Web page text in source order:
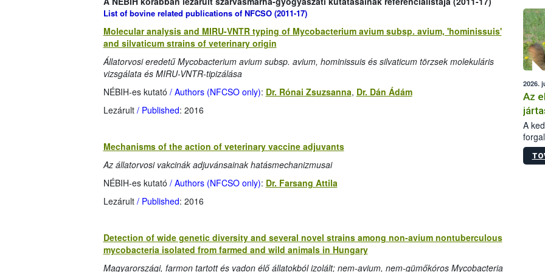
List of bovine related publications of NFCSO (2011-17)
Molecular analysis and MIRU-VNTR typing of Mycobacterium avium subsp. avium, 'hominissuis'
and silvaticum strains of veterinary origin
Állatorvosi eredetű Mycobacterium avium subsp. avium, hominissuis és silvaticum törzsek molekuláris
vizsgálata és MIRU-VNTR-tipizálása
NÉBIH-es kutató / Authors (NFCSO only): Dr. Rónai Zsuzsanna, Dr. Dán Ádám
Lezárult/ Published: 2016
Mechanisms of the action of veterinary vaccine adjuvants
Az állatorvosi vakcinák adjuvánsainak hatásmechanizmusai
NÉBIH-es kutató / Authors (NFCSO only): Dr. Farsang Attila
Lezárult/ Published: 2016
Detection of wide genetic diversity and several novel strains among non-avium nontuberculous
mycobacteria isolated from farmed and wild animals in Hungary
Magyarországi, farmon tartott és vadon élő állatokból izolált; nem-avium, nem-gümőkóros Mycobacteria
2026.
Az
A